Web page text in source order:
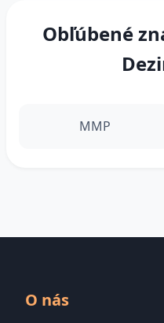
Obľúbené
MMP
O nás